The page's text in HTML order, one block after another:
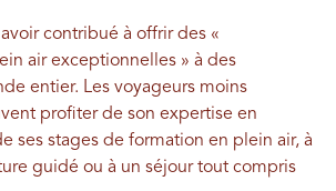
contribué à offrir des «
air exceptionnelles » à des
entier. Les voyageurs moins
profiter de son expertise en
ses stages de formation en plein air, à
guidé ou à un séjour tout compris